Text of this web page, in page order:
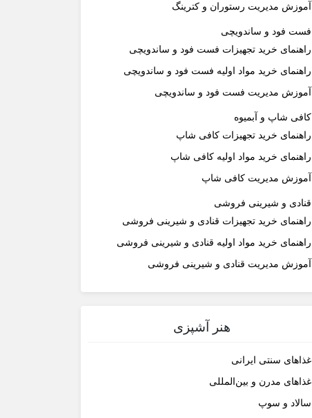
آموزش مدیریت رستوران و کترینگ
فست فود و ساندویچی
راهنمای خرید تجهیزات فست فود و ساندویچی
راهنمای خرید مواد اولیه فست فود و ساندویچی
آموزش مدیریت فست فود و ساندویچی
کافی شاپ و آبمیوه
راهنمای خرید تجهیزات کافی شاپ
راهنمای خرید مواد اولیه کافی‌ شاپ‌
آموزش مدیریت کافی شاپ
قنادی و شیرینی فروشی
راهنمای خرید تجهیزات قنادی و شیرینی فروشی
راهنمای خرید مواد اولیه قنادی و شیرینی فروشی
آموزش مدیریت قنادی و شیرینی فروشی
هنر آشپزی
غذاهای سنتی ایرانی
غذاهای مدرن و بین‌المللی
سالاد و سوپ